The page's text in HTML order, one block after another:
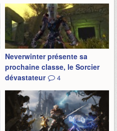
Neverwinter présente sa
prochaine classe, le Sorcier
dévastateur
4